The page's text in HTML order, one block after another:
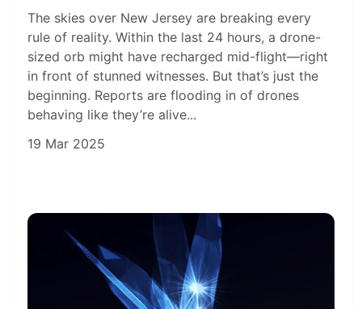
The skies over New Jersey are breaking every
rule of reality. Within the last 24 hours, a drone-
sized orb might have recharged mid-flight—right
in front of stunned witnesses. But that’s just the
beginning. Reports are flooding in of drones
behaving like they’re alive...
19 Mar 2025